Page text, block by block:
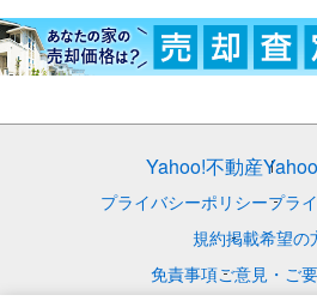
Yahoo!不動産
プライバシーポリシープラ
規約掲載希望の
免責事項ご意見・ご
© LY